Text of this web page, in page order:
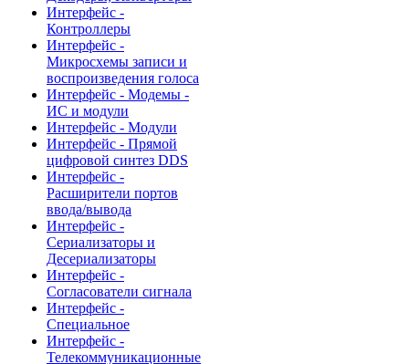
Интерфейс -
Контроллеры
Интерфейс -
Микросхемы записи и
воспроизведения голоса
Интерфейс - Модемы -
ИС и модули
Интерфейс - Модули
Интерфейс - Прямой
цифровой синтез DDS
Интерфейс -
Расширители портов
ввода/вывода
Интерфейс -
Сериализаторы и
Десериализаторы
Интерфейс -
Согласователи сигнала
Интерфейс -
Специальное
Интерфейс -
Телекоммуникационные